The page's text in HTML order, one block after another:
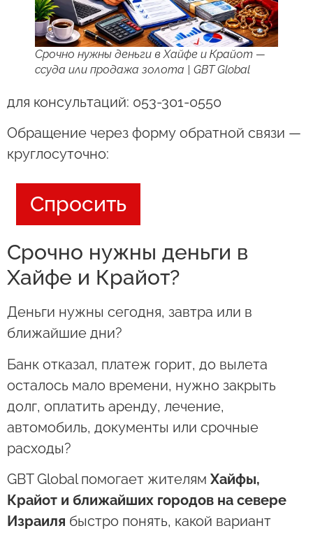
Срочно нужны деньги в Хайфе и Крайот —
ссуда или продажа золота | GBT Global
для консультаций: 053-301-0550
Обращение через форму обратной связи —
круглосуточно:
Спросить
Срочно нужны деньги в
Хайфе и Крайот?
Деньги нужны сегодня, завтра или в
ближайшие дни?
Банк отказал, платеж горит, до вылета
осталось мало времени, нужно закрыть
долг, оплатить аренду, лечение,
автомобиль, документы или срочные
расходы?
GBT Global помогает жителям Хайфы,
Крайот и ближайших городов на севере
Израиля быстро понять, какой вариант